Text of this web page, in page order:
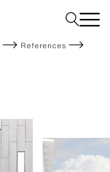
References